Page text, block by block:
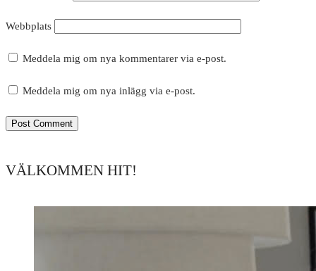
Webbplats
Meddela mig om nya kommentarer via e-post.
Meddela mig om nya inlägg via e-post.
VÄLKOMMEN HIT!